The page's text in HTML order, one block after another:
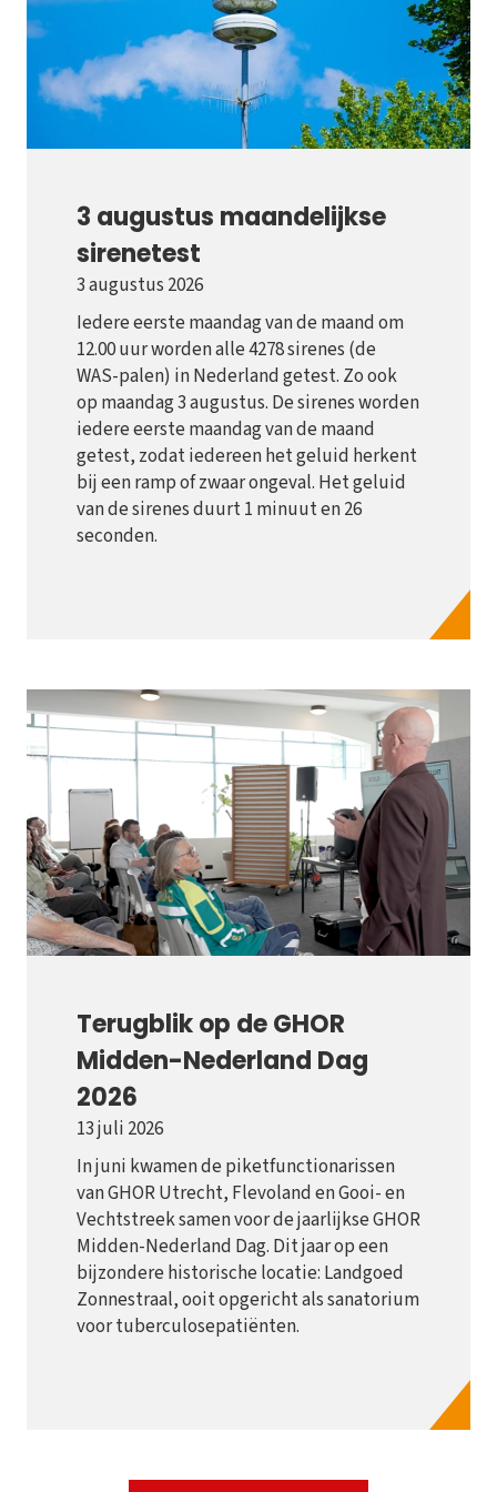
3 augustus maandelijkse
sirenetest
3 augustus 2026
Iedere eerste maandag van de maand om
12.00 uur worden alle 4278 sirenes (de
WAS-palen) in Nederland getest. Zo ook
op maandag 3 augustus. De sirenes worden
iedere eerste maandag van de maand
getest, zodat iedereen het geluid herkent
bij een ramp of zwaar ongeval. Het geluid
van de sirenes duurt 1 minuut en 26
seconden.
Terugblik op de GHOR
Midden-Nederland Dag
2026
13 juli 2026
In juni kwamen de piketfunctionarissen
van GHOR Utrecht, Flevoland en Gooi- en
Vechtstreek samen voor de jaarlijkse GHOR
Midden-Nederland Dag. Dit jaar op een
bijzondere historische locatie: Landgoed
Zonnestraal, ooit opgericht als sanatorium
voor tuberculosepatiënten.